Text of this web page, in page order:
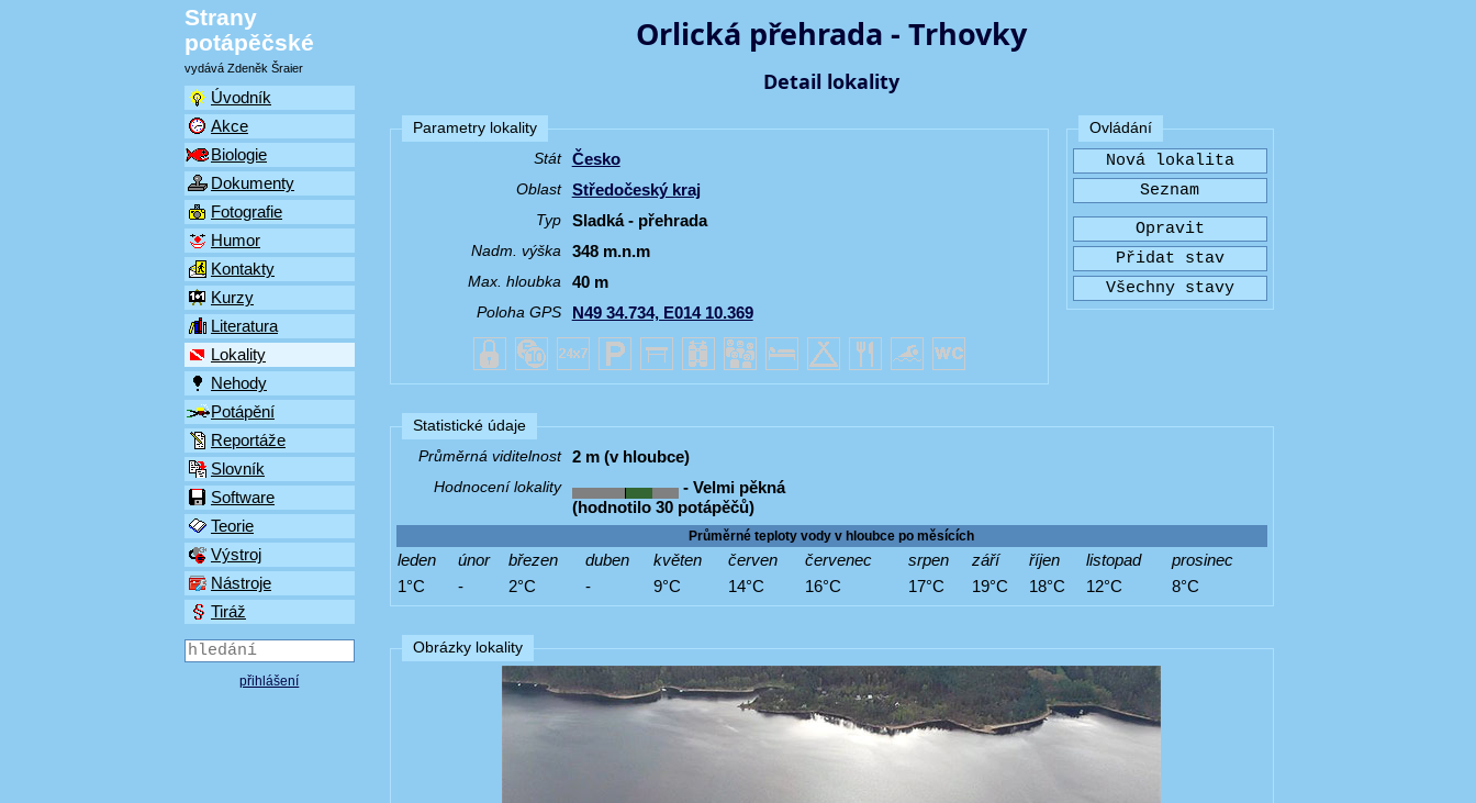
Strany
potápěčské
vydává Zdeněk Šraier
Úvodník
Akce
Biologie
Dokumenty
Fotografie
Humor
Kontakty
Kurzy
Literatura
Lokality
Nehody
Potápění
Reportáže
Slovník
Software
Teorie
Výstroj
Nástroje
Tiráž
přihlášení
Orlická přehrada - Trhovky
Detail lokality
Ovládání
Parametry lokality
Stát
Česko
Oblast Středočeský kraj
Typ Sladká - přehrada
Nadm. výška 348 m.n.m
Max. hloubka 40 m
Poloha GPS N49 34.734, E014 10.369
Statistické údaje
Průměrná viditelnost
2 m (v hloubce)
Hodnocení lokality
- Velmi pěkná
(hodnotilo 30 potápěčů)
Průměrné teploty vody v hloubce po měsících
leden únor březen duben květen červen červenec srpen září říjen listopad
prosinec
1°C
- 2°C - 9°C 14°C 16°C 17°C 19°C 18°C 12°C 8°C
Obrázky lokality